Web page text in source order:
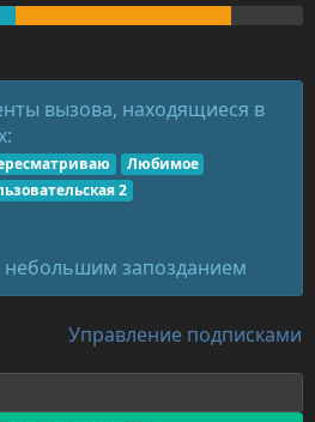
вызова, находящиеся в
Любимое
2
запозданием
Управление подписками